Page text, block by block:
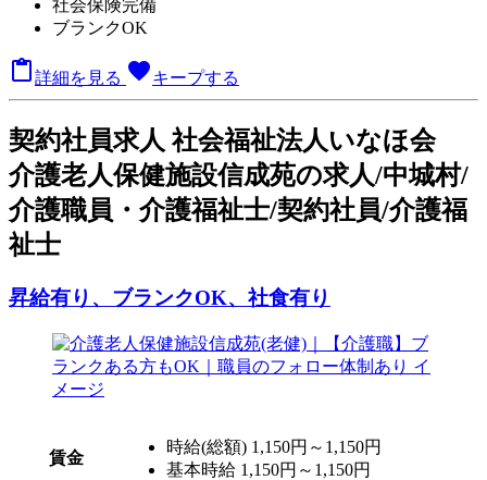
社会保険完備
ブランクOK
 詳細を見る favoriteキープする
契約社員求人 社会福祉法人いなほ会
介護老人保健施設信成苑の求人/中城村/
介護職員・介護福祉士/契約社員/介護福
祉士
昇給有り、ブランクOK、社食有り
賃金
時給(総額) 1,150円～1,150円
基本時給 1,150円～1,150円